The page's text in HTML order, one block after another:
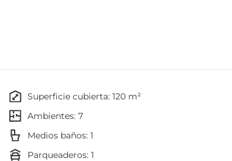
de tu familia, ubicado en Llano Grande –
superficie cubierta: 120 m²
ambientes: 7
Medios baños: 1
parqueaderos: 1